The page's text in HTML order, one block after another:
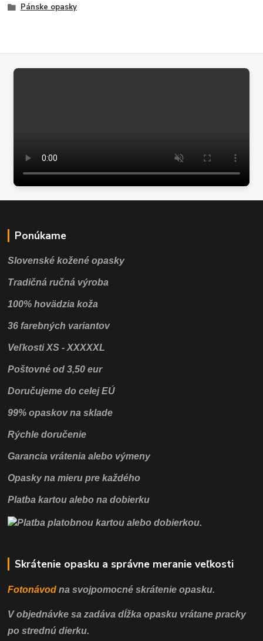
Pánske opasky
Ponúkame
Slovenské kožené opasky
Tradičná ručná výroba
100% hovädzia koža
36 farebných variantov
Veľkosti XS - XXXXXL
Poštovné od 3,50 eur
Doručujeme do celej EÚ
99% opaskov na sklade
Rýchle doručenie
Garancia vrátenia alebo výmeny
Opasky na mieru pre každého
Platba kartou alebo na dobierku
Skrátenie opasku a správne meranie veľkosti
Fotonávod na svojpomocnéskrátenie opasku.
V objednávke sa zadáva dĺžka opasku vrátane pracky
po strednú dierku.